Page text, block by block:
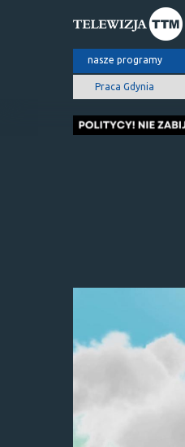
nasze programy
Praca Gdynia